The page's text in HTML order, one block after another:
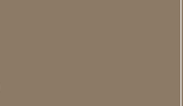
后服务中心（需提前预约）
服务中心（需提前预约）
售后服务中心（需提前预约）